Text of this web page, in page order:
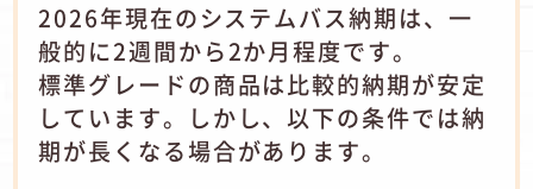
2026年現在のシステムバス納期は、一
般的に2週間から2か月程度です。
標準グレードの商品は比較的納期が安定
しています。しかし、以下の条件では納
期が長くなる場合があります。